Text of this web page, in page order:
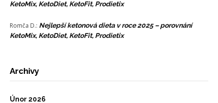
KetoMix, KetoDiet, KetoFit, Prodietix
Romča D.: Nejlepší ketonová dieta v roce 2025 – porovnání
KetoMix, KetoDiet, KetoFit, Prodietix
Archivy
Únor 2026